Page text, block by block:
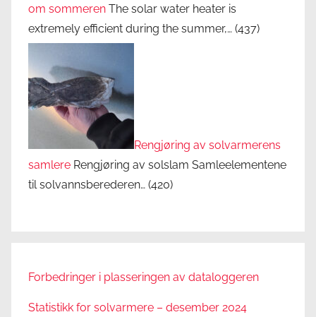
om sommeren The solar water heater is
extremely efficient during the summer,… (437)
Rengjøring av solvarmerens
samlere Rengjøring av solslam Samleelementene
til solvannsberederen… (420)
Forbedringer i plasseringen av dataloggeren
Statistikk for solvarmere – desember 2024